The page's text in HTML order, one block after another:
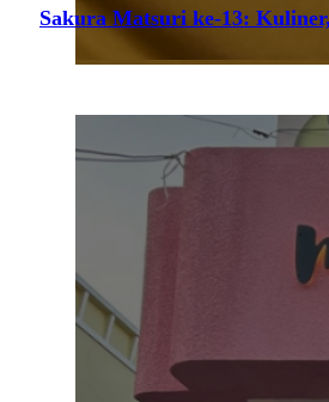
Sakura Matsuri ke-13: